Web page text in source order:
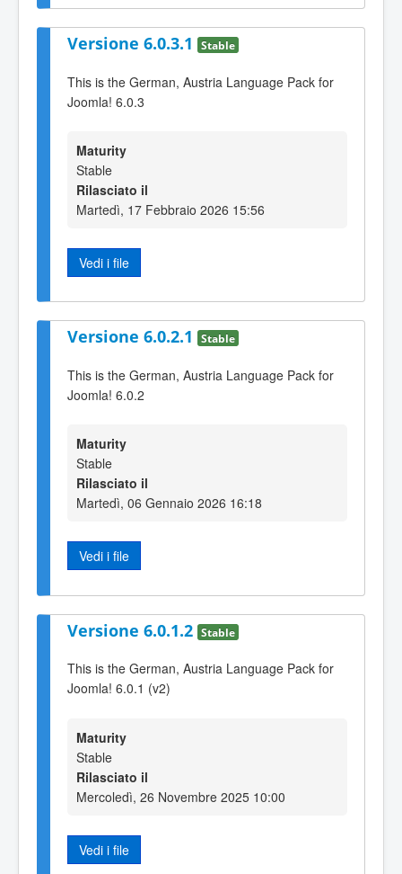
Versione 6.0.3.1 Stable
This is the German, Austria Language Pack for
Joomla! 6.0.3
Maturity
Stable
Rilasciato il
Martedì, 17 Febbraio 2026 15:56
Vedi i file
Versione 6.0.2.1 Stable
This is the German, Austria Language Pack for
Joomla! 6.0.2
Maturity
Stable
Rilasciato il
Martedì, 06 Gennaio 2026 16:18
Vedi i file
Versione 6.0.1.2 Stable
This is the German, Austria Language Pack for
Joomla! 6.0.1 (v2)
Maturity
Stable
Rilasciato il
Mercoledì, 26 Novembre 2025 10:00
Vedi i file